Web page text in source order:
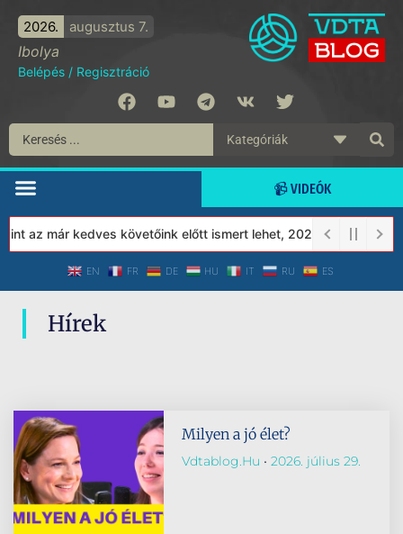
2026. augusztus 7.
Ibolya
Belépés / Regisztráció
📹 VIDEÓK
az már kedves követőink előtt ismert lehet, 2023-tól a Védett
EN FR DE HU IT RU ES
Hírek
Milyen a jó élet?
Vdtablog.hu 2026. július 29.